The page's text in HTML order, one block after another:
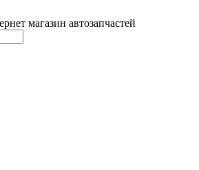
магазин автозапчастей